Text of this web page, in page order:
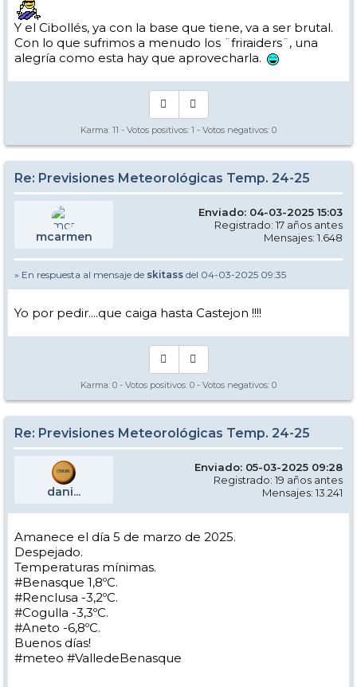
Y el Cibollés, ya con la base que tiene, va a ser brutal.
Con lo que sufrimos a menudo los ¨friraiders¨, una
alegría como esta hay que aprovecharla.
Karma: 11 - Votos positivos: 1 - Votos negativos: 0
Re: Previsiones Meteorológicas Temp. 24-25
mcarmen
Enviado: 04-03-2025 15:03
Registrado: 17 años antes
Mensajes: 1.648
» En respuesta al mensaje de skitass del 04-03-2025 09:35
Yo por pedir....que caiga hasta Castejon !!!!
Karma: 0 - Votos positivos: 0 - Votos negativos: 0
Re: Previsiones Meteorológicas Temp. 24-25
dani...
Enviado: 05-03-2025 09:28
Registrado: 19 años antes
Mensajes: 13.241
Amanece el día 5 de marzo de 2025.
Despejado.
Temperaturas mínimas.
#Benasque 1,8ºC.
#Renclusa -3,2ºC.
#Cogulla -3,3ºC.
#Aneto -6,8ºC.
Buenos días!
#meteo #ValledeBenasque